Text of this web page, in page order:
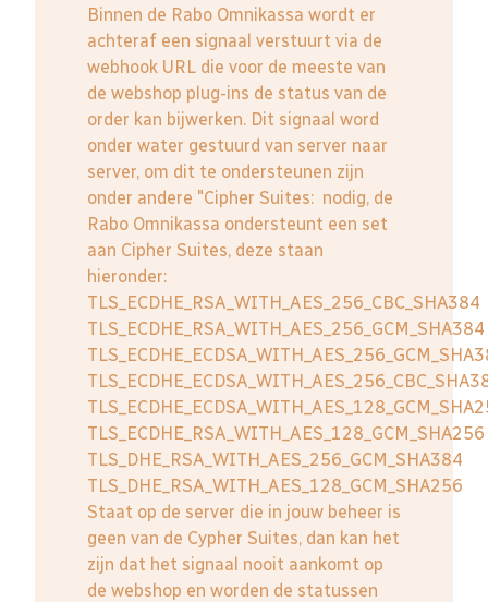
Binnen de Rabo Omnikassa wordt er
achteraf een signaal verstuurt via de
webhook URL die voor de meeste van
de webshop plug-ins de status van de
order kan bijwerken. Dit signaal word
onder water gestuurd van server naar
server, om dit te ondersteunen zijn
onder andere "Cipher Suites: nodig, de
Rabo Omnikassa ondersteunt een set
aan Cipher Suites, deze staan
hieronder:
TLS_ECDHE_RSA_WITH_AES_256_CBC_SHA384
TLS_ECDHE_RSA_WITH_AES_256_GCM_SHA384
TLS_ECDHE_RSA_WITH_AES_128_GCM_SHA256
TLS_DHE_RSA_WITH_AES_256_GCM_SHA384
TLS_DHE_RSA_WITH_AES_128_GCM_SHA256
Staat op de server die in jouw beheer is
geen van de Cypher Suites, dan kan het
zijn dat het signaal nooit aankomt op
de webshop en worden de statussen